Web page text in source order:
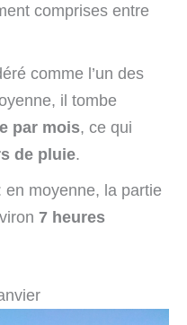
comprises entre
comme l’un des
il tombe
par mois, ce qui
de pluie.
en moyenne, la partie
7 heures